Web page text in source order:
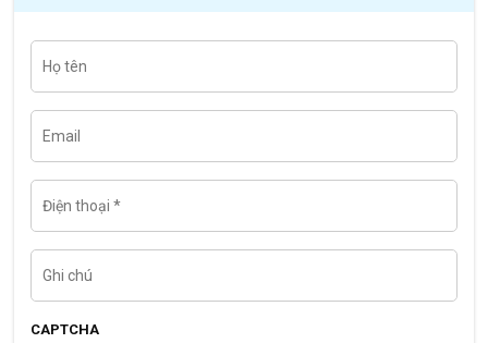
H
n
E
lĐ
t
i
G
h
CAPTCHA